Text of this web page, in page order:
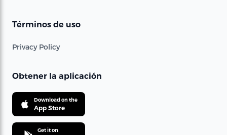
Términos de uso
Privacy Policy
Obtener la aplicación
Download on the
App Store
Get it on